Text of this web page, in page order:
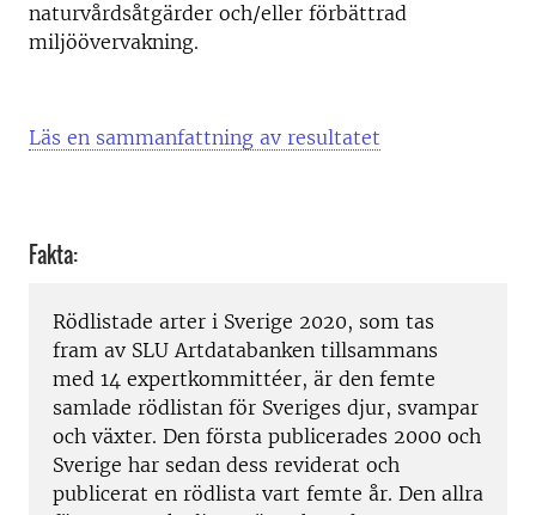
naturvårdsåtgärder och/eller förbättrad
miljöövervakning.
Läs en sammanfattning av resultatet
Fakta:
Rödlistade arter i Sverige 2020, som tas
fram av SLU Artdatabanken tillsammans
med 14 expertkommittéer, är den femte
samlade rödlistan för Sveriges djur, svampar
och växter. Den första publicerades 2000 och
Sverige har sedan dess reviderat och
publicerat en rödlista vart femte år. Den allra